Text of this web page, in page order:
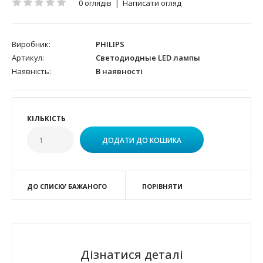
0 оглядів | Написати огляд
Виробник:
PHILIPS
Артикул:
Светодиодные LED лампы
Наявність:
В наявності
КІЛЬКІСТЬ
ДО СПИСКУ БАЖАНОГО ПОРІВНЯТИ
Дізнатися деталі